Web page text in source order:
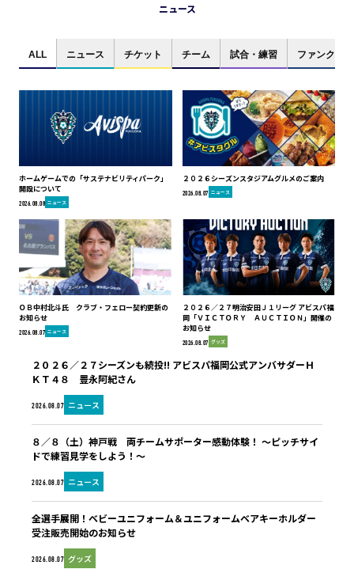
ニュース
ALL ニュース チケット チーム 試合・練習 ファンクラブ
ホームゲームでの「サステナビリティパーク」
開設について
2026.08.08 ニュース
２０２６シーズンスタジアムグルメのご案内
2026.08.07 ニュース
ＯＢ中村北斗氏 クラブ・フェロー契約更新の
お知らせ
2026.08.07 ニュース
２０２６／２７明治安田Ｊ１リーグ アビスパ福
岡「ＶＩＣＴＯＲＹ ＡＵＣＴＩＯＮ」開催の
お知らせ
2026.08.07 グッズ
2026.08.07 ニュース
２０２６／２７シーズンも続投!! アビスパ福岡公式アンバサダーＨ
ＫＴ４８ 豊永阿紀さん
2026.08.07 ニュース
８／８（土）神戸戦 両チームサポーター感動体験！ ～ピッチサイ
ドで練習見学をしよう！～
2026.08.07 グッズ
全選手展開！ベビーユニフォーム＆ユニフォームベアキーホルダー
受注販売開始のお知らせ